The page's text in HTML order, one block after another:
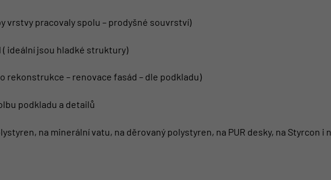
vrstvy pracovaly spolu – prodyšné souvrství)
ideální jsou hladké struktury)
rekonstrukce – renovace fasád – dle podkladu)
podkladu a detailů
na minerální vatu, na děrovaný polystyren, na PUR desky, na Styrcon i